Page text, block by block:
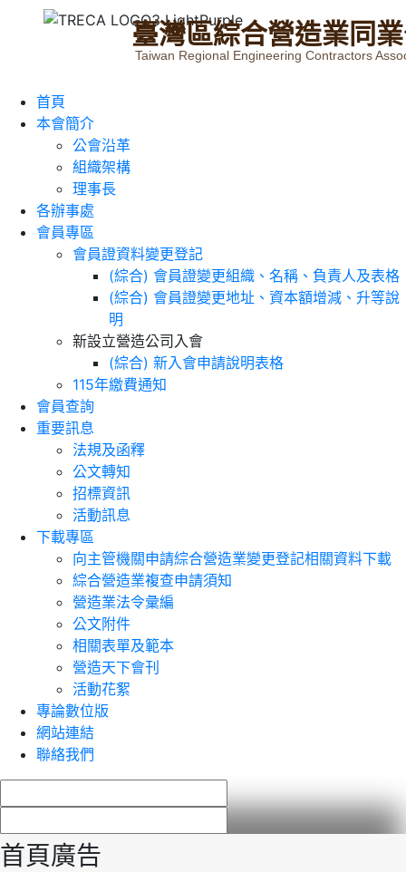
臺灣區綜合營造業同業
Taiwan Regional Engineering Contractors
首頁
本會簡介
公會沿革
組織架構
理事長
各辦事處
會員專區
會員證資料變更登記
(綜合) 會員證變更組織、名稱、負責人及表格
(綜合) 會員證變更地址、資本額增減、升等說
明
新設立營造公司入會
(綜合) 新入會申請說明表格
115年繳費通知
會員查詢
重要訊息
法規及函釋
公文轉知
招標資訊
活動訊息
下載專區
向主管機關申請綜合營造業變更登記相關資料下載
綜合營造業複查申請須知
營造業法令彙編
公文附件
相關表單及範本
營造天下會刊
活動花絮
專論數位版
網站連結
聯絡我們
首頁廣告